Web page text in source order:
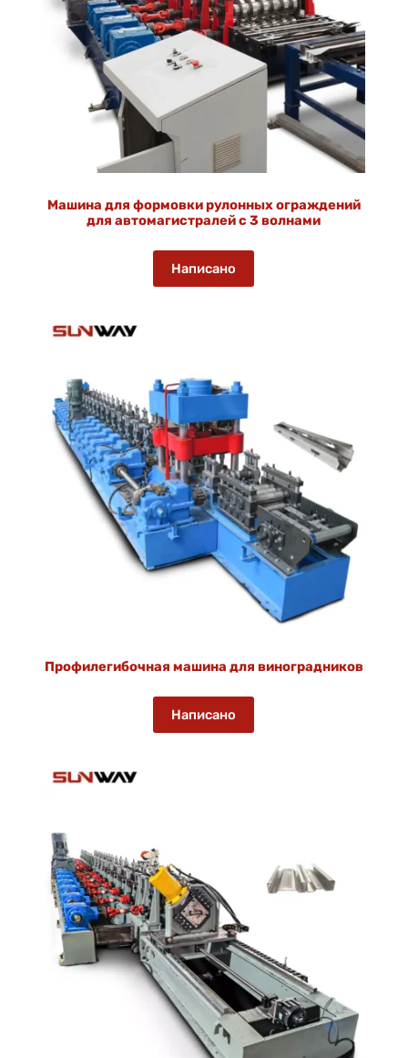
Машина для формовки рулонных ограждений
для автомагистралей с 3 волнами
Написано
Профилегибочная машина для виноградников
Написано